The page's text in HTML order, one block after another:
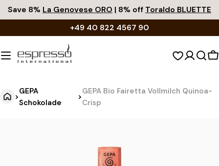
Zum
Inhalt
Save 8% La Genovese ORO | 8% off Toraldo BLUETTE
+49 40 822 4567 90
>
GEPA
Schokolade
>
GEPA Bio Fairetta Vollmilch Quinoa-
Crisp